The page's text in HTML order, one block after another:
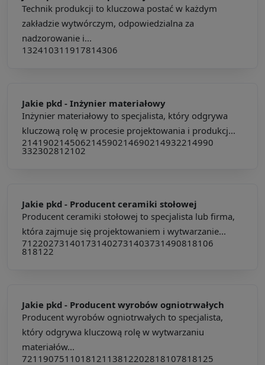
Technik produkcji to kluczowa postać w każdym
zakładzie wytwórczym, odpowiedzialna za
nadzorowanie i...
132410311917814306
Jakie pkd - Inżynier materiałowy
Inżynier materiałowy to specjalista, który odgrywa
kluczową rolę w procesie projektowania i produkcj...
214190214506214590214690214932214990
332302812102
Jakie pkd - Producent ceramiki stołowej
Producent ceramiki stołowej to specjalista lub firma,
która zajmuje się projektowaniem i wytwarzanie...
712202731401731402731403731490818106
818122
Jakie pkd - Producent wyrobów ogniotrwałych
Producent wyrobów ogniotrwałych to specjalista,
który odgrywa kluczową rolę w wytwarzaniu
materiałów...
721190751101812113812202818107818125